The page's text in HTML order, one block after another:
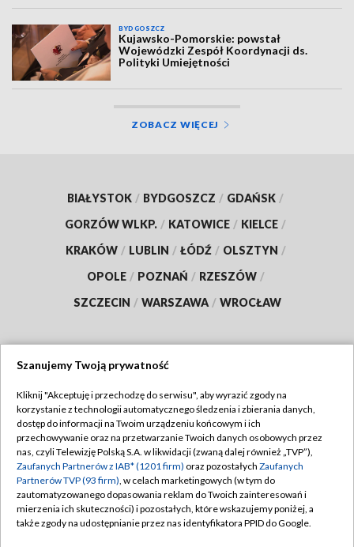
BYDGOSZCZ
Kujawsko-Pomorskie: powstał
Wojewódzki Zespół Koordynacji ds.
Polityki Umiejętności
ZOBACZ WIĘCEJ
BIAŁYSTOK / BYDGOSZCZ / GDAŃSK /
GORZÓW WLKP. / KATOWICE / KIELCE /
KRAKÓW / LUBLIN / ŁÓDŹ / OLSZTYN /
OPOLE / POZNAŃ / RZESZÓW /
SZCZECIN / WARSZAWA / WROCŁAW
TVP
Abonament TVP
Emisja w TVP
Centrum informacji TVP
Naziemna Telewizja Cyfrowa
Regulamin TVP
Polityka prywatności
Moje zgody
Pomoc
Szanujemy Twoją prywatność
Kliknij "Akceptuję i przechodzę do serwisu", aby wyrazić zgody na
korzystanie z technologii automatycznego śledzenia i zbierania danych,
dostęp do informacji na Twoim urządzeniu końcowym i ich
przechowywanie oraz na przetwarzanie Twoich danych osobowych przez
nas, czyli Telewizję Polską S.A. w likwidacji (zwaną dalej również „TVP”),
Zaufanych Partnerów z IAB* (1201 firm) oraz pozostałych Zaufanych
Partnerów TVP (93 firm), w celach marketingowych (w tym do
zautomatyzowanego dopasowania reklam do Twoich zainteresowań i
mierzenia ich skuteczności) i pozostałych, które wskazujemy poniżej, a
także zgody na udostępnianie przez nas identyfikatora PPID do Google.